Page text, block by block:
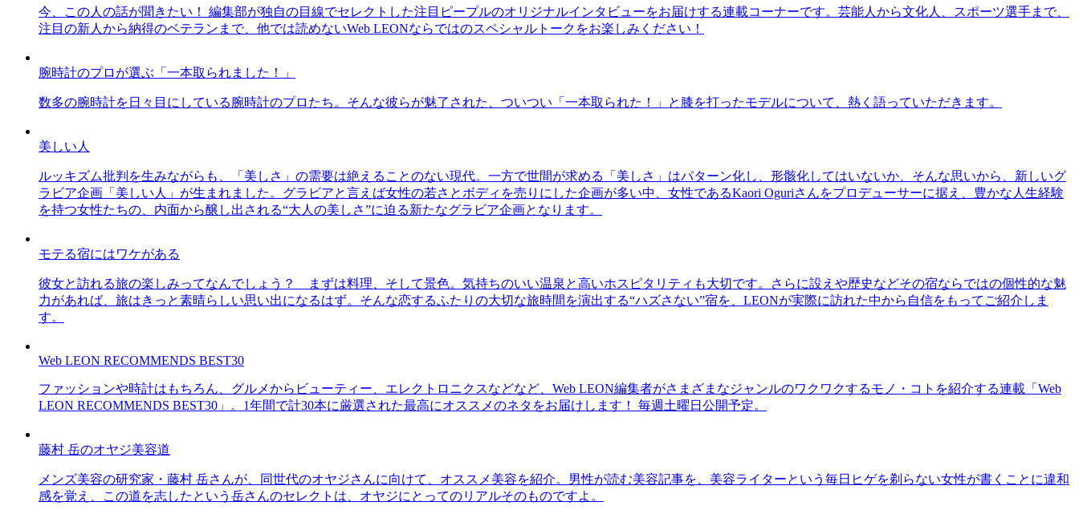
今、この人の話が聞きたい！ 編集部が独自の目線でセレクトした注目ピープルのオリジナルインタビューをお届けする連載コーナーです。芸能人から文化人、スポーツ選手まで、
注目の新人から納得のベテランまで、他では読めないWeb LEONならではのスペシャルトークをお楽しみください！
腕時計のプロが選ぶ「一本取られました！」
数多の腕時計を日々目にしている腕時計のプロたち。そんな彼らが魅了された、ついつい「一本取られた！」と膝を打ったモデルについて、熱く語っていただきます。
美しい人
ルッキズム批判を生みながらも、「美しさ」の需要は絶えることのない現代。一方で世間が求める「美しさ」はパターン化し、形骸化してはいないか、そんな思いから、新しいグ
ラビア企画「美しい人」が生まれました。グラビアと言えば女性の若さとボディを売りにした企画が多い中、女性であるKaori Oguriさんをプロデューサーに据え、豊かな人生経験
を持つ女性たちの、内面から醸し出される“大人の美しさ”に迫る新たなグラビア企画となります。
モテる宿にはワケがある
彼女と訪れる旅の楽しみってなんでしょう？ まずは料理、そして景色。気持ちのいい温泉と高いホスピタリティも大切です。さらに設えや歴史などその宿ならではの個性的な魅
力があれば、旅はきっと素晴らしい思い出になるはず。そんな恋するふたりの大切な旅時間を演出する“ハズさない”宿を、LEONが実際に訪れた中から自信をもってご紹介しま
す。
Web LEON RECOMMENDS BEST30
ファッションや時計はもちろん、グルメからビューティー、エレクトロニクスなどなど、Web LEON編集者がさまざまなジャンルのワクワクするモノ・コトを紹介する連載「Web
LEON RECOMMENDS BEST30」。1年間で計30本に厳選された最高にオススメのネタをお届けします！ 毎週土曜日公開予定。
藤村 岳のオヤジ美容道
メンズ美容の研究家・藤村 岳さんが、同世代のオヤジさんに向けて、オススメ美容を紹介。男性が読む美容記事を、美容ライターという毎日ヒゲを剃らない女性が書くことに違和
感を覚え、この道を志したという岳さんのセレクトは、オヤジにとってのリアルそのものですよ。